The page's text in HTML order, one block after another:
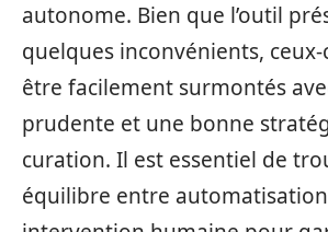
autonome. Bien que l’outil
quelques inconvénients,
être facilement surmontés
prudente et une bonne
curation. Il est essentiel de
équilibre entre